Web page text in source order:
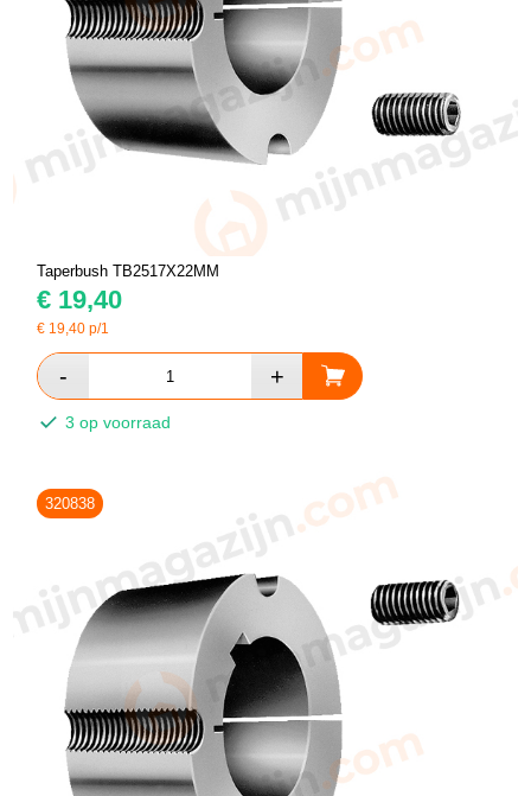
Taperbush TB2517X22MM
€ 19,40
€ 19,40 p/1
3 op voorraad
320838